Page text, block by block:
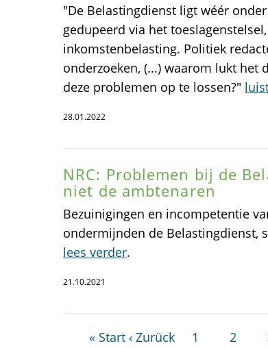
"De Belastingdienst ligt wéér
gedupeerd via het
inkomstenbelasting. Politiek
onderzoeken, (...) waarom lukt het
deze problemen op te lossen?"
28.01.2022
NRC: Problemen bij de
niet de ambtenaren
Bezuinigingen en incompetentie
ondermijnden de Belastingdienst,
lees verder.
21.10.2021
« Start ‹ Zurück 1 2